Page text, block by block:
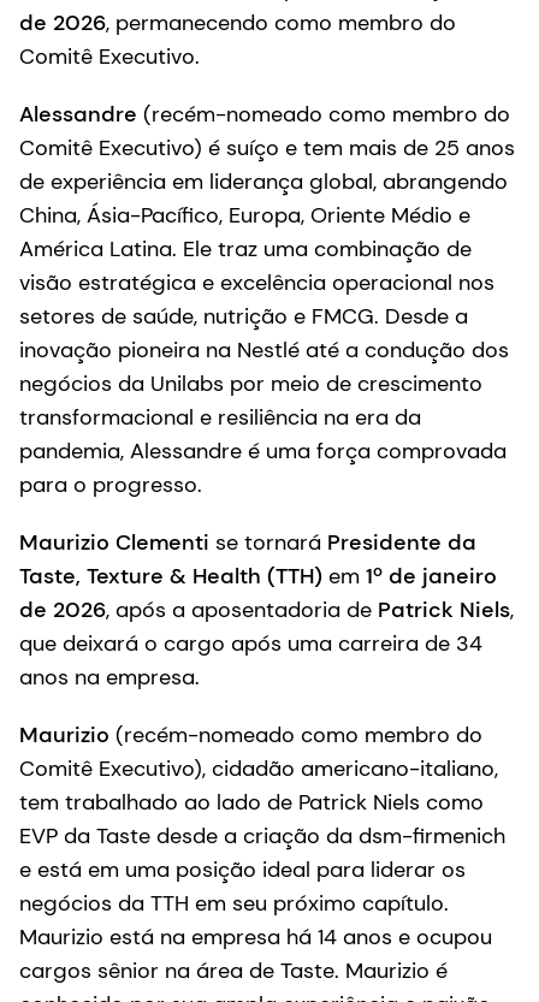
de 2026, permanecendo como membro do
Comitê Executivo.
Alessandre (recém-nomeado como membro do
Comitê Executivo) é suíço e tem mais de 25 anos
de experiência em liderança global, abrangendo
China, Ásia-Pacífico, Europa, Oriente Médio e
América Latina. Ele traz uma combinação de
visão estratégica e excelência operacional nos
setores de saúde, nutrição e FMCG. Desde a
inovação pioneira na Nestlé até a condução dos
negócios da Unilabs por meio de crescimento
transformacional e resiliência na era da
pandemia, Alessandre é uma força comprovada
para o progresso.
Maurizio Clementi se tornará Presidente da
Taste, Texture & Health (TTH) em 1º de janeiro
de 2026, após a aposentadoria de Patrick Niels,
que deixará o cargo após uma carreira de 34
anos na empresa.
Maurizio (recém-nomeado como membro do
Comitê Executivo), cidadão americano-italiano,
tem trabalhado ao lado de Patrick Niels como
EVP da Taste desde a criação da dsm-firmenich
e está em uma posição ideal para liderar os
negócios da TTH em seu próximo capítulo.
Maurizio está na empresa há 14 anos e ocupou
cargos sênior na área de Taste. Maurizio é